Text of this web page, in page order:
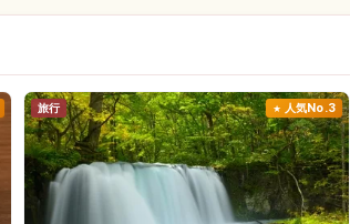
旅行 人気No.3